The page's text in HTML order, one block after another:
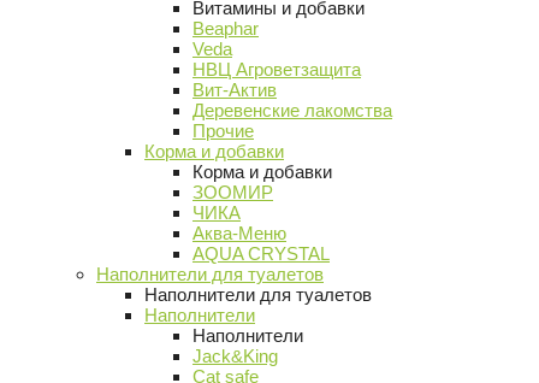
Витамины и добавки
Beaphar
Veda
НВЦ Агроветзащита
Вит-Актив
Деревенские лакомства
Прочие
Корма и добавки
Корма и добавки
ЗООМИР
ЧИКА
Аква-Меню
AQUA CRYSTAL
Наполнители для туалетов
Наполнители для туалетов
Наполнители
Наполнители
Jack&King
Cat safe